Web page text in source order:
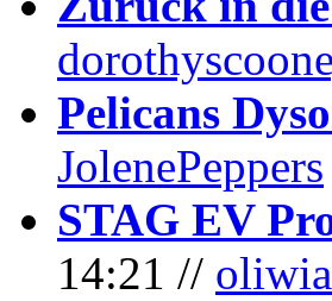
Pelicans
JolenePeppers
STAG EV
14:21 //